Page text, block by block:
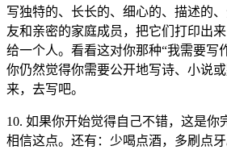
写独特的、长长的、细心的、描述的
友和亲密的家庭成员，把它们打印出
给一个人。看看这对你那种“我需要写
你仍然觉得你需要公开地写诗、小说
来，去写吧。
10. 如果你开始觉得自己不错，这是你
相信这点。还有：少喝点酒，多刷点牙